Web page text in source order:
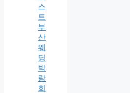
스
트
부
산
웨
딩
박
람
회